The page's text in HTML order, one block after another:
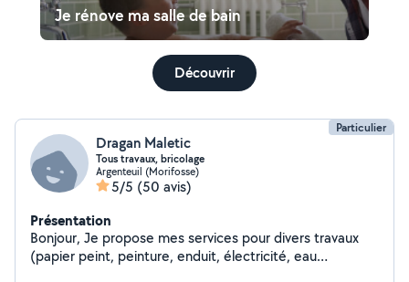
Je rénove ma salle de bain
Découvrir
Particulier
Dragan Maletic
Tous travaux, bricolage
Argenteuil (Morifosse)
5/5 (50 avis)
Présentation
Bonjour, Je propose mes services pour divers travaux
(papier peint, peinture, enduit, électricité, eau